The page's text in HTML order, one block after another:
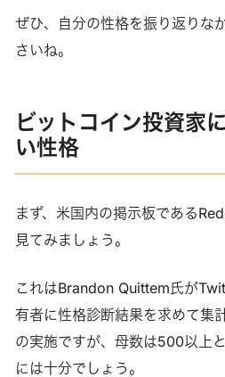
ぜひ、自分の性格を振り返りな
さいね。
ビットコイン投資家
い性格
まず、米国内の掲示板である
見てみましょう。
これはBrandon Quittem氏が
有者に性格診断結果を求めて集
の実施ですが、母数は500以上
には十分でしょう。